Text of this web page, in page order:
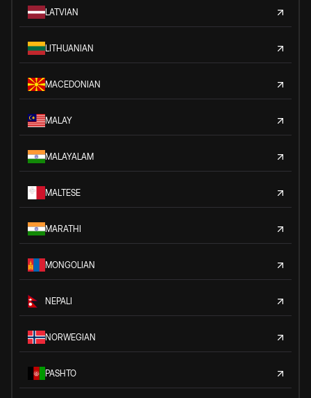
LATVIAN
LITHUANIAN
MACEDONIAN
MALAY
MALAYALAM
MALTESE
MARATHI
MONGOLIAN
NEPALI
NORWEGIAN
PASHTO